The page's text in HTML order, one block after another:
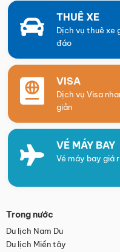
THUÊ XE
Dịch vụ thuê xe
đáo
VISA
Dịch vụ Visa
giản
VÉ MÁY BAY
Vé máy bay giá
Trong nước
Du lịch Nam Du
Du lịch Miền tây